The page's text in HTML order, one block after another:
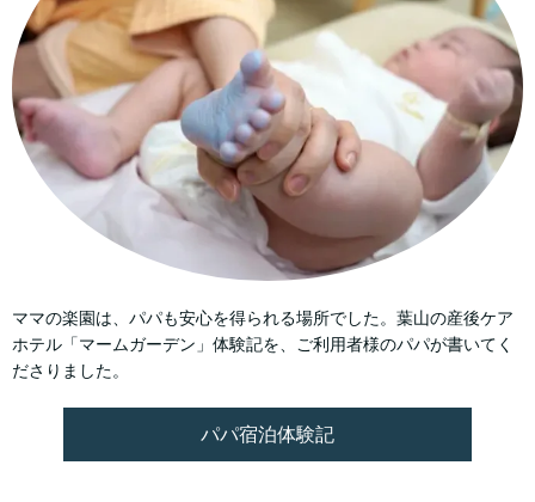
ママの楽園は、パパも安心を得られる場所でした。葉山の産後ケア
ホテル「マームガーデン」体験記を、ご利用者様のパパが書いてく
ださりました。
パパ宿泊体験記